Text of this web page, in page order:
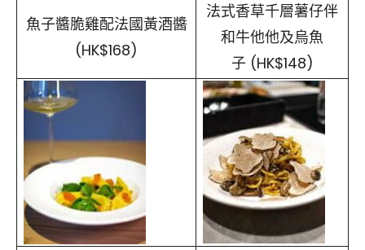
魚子醬脆雞配法國黃酒醬
(HK$168)
法式香草千層薯仔伴
和牛他他及烏魚
子 (HK$148)